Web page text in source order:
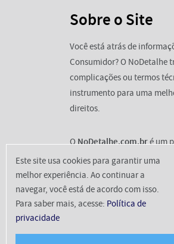
Sobre o Site
Você está atrás de
Consumidor? O NoDetalhe
complicações ou termos
instrumento para uma
direitos.
ONoDetalhe.com.bré um
como principal missão
Atenção:o site não tem
esse domínio.
Este site usa cookies para garantir uma
melhor experiência. Ao continuar a
navegar, você está de acordo com isso.
Para saber mais, acesse: Política de
privacidade